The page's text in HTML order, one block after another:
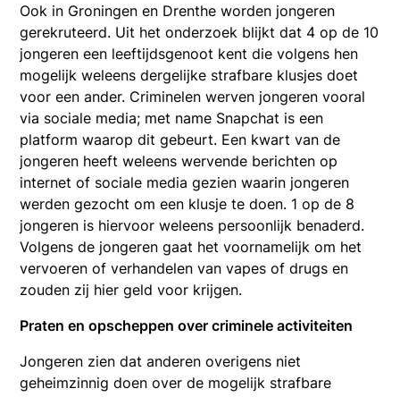
Ook in Groningen en Drenthe worden jongeren
gerekruteerd. Uit het onderzoek blijkt dat 4 op de 10
jongeren een leeftijdsgenoot kent die volgens hen
mogelijk weleens dergelijke strafbare klusjes doet
voor een ander. Criminelen werven jongeren vooral
via sociale media; met name Snapchat is een
platform waarop dit gebeurt. Een kwart van de
jongeren heeft weleens wervende berichten op
internet of sociale media gezien waarin jongeren
werden gezocht om een klusje te doen. 1 op de 8
jongeren is hiervoor weleens persoonlijk benaderd.
Volgens de jongeren gaat het voornamelijk om het
vervoeren of verhandelen van vapes of drugs en
zouden zij hier geld voor krijgen.
Praten en opscheppen over criminele activiteiten
Jongeren zien dat anderen overigens niet
geheimzinnig doen over de mogelijk strafbare